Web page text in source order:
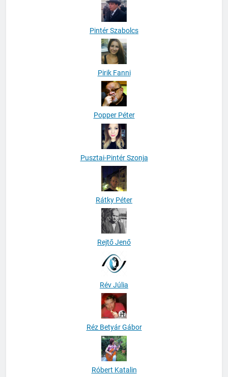
Pintér Szabolcs
Pirik Fanni
Popper Péter
Pusztai-Pintér Szonja
Rátky Péter
Rejtő Jenő
Rév Júlia
Réz Betyár Gábor
Róbert Katalin